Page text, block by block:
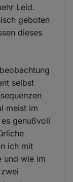
Leid.
geboten
dieses
selbst
meist im
genußvoll
ich mit
und wie im